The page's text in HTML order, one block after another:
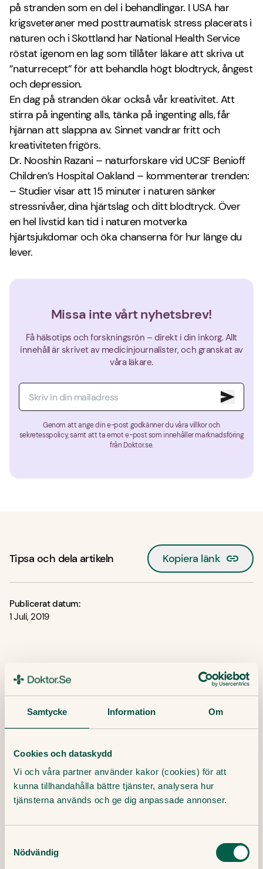
Samtycke Information Om
Cookies och dataskydd
Vi och våra partner använder kakor (cookies) för att
kunna tillhandahålla bättre tjänster, analysera hur
tjänsterna används och ge dig anpassade annonser.
Nödvändig
på stranden som en del i behandlingar. I USA har
krigsveteraner med posttraumatisk stress placerats i
naturen och i Skottland har National Health Service
röstat igenom en lag som tillåter läkare att skriva ut
”naturrecept” för att behandla högt blodtryck, ångest
och depression.
En dag på stranden ökar också vår kreativitet. Att
stirra på ingenting alls, tänka på ingenting alls, får
hjärnan att slappna av. Sinnet vandrar fritt och
kreativiteten frigörs.
Dr. Nooshin Razani – naturforskare vid UCSF Benioff
Children’s Hospital Oakland – kommenterar trenden:
– Studier visar att 15 minuter i naturen sänker
stressnivåer, dina hjärtslag och ditt blodtryck. Över
en hel livstid kan tid i naturen motverka
hjärtsjukdomar och öka chanserna för hur länge du
lever.
Missa inte vårt nyhetsbrev!
Få hälsotips och forskningsrön – direkt i din inkorg. Allt
innehåll är skrivet av medicinjournalister, och granskat av
våra läkare.
Genom att ange din e-post godkänner du våra villkor och
sekretesspolicy, samt att ta emot e-post som innehåller marknadsföring
från Doktor.se.
Tipsa och dela artikeln Kopiera länk
Publicerat datum:
1 Juli, 2019
Senaste artiklar
Här finner du våra artiklar där vi skriver om det
senaste inom sjukvård, hälsa och medicin.